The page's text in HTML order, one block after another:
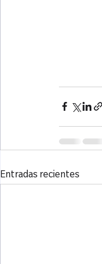
Entradas recientes